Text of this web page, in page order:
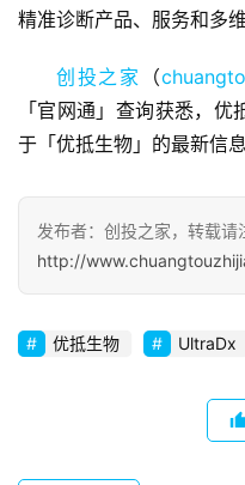
道
业
观
初
创
企
投稿
精准诊断产品、服务和多维
创投之家 （
「官网通」查询获悉，
于「优抵生物」的最新信
发布者：创投之家，转载请
http://
优抵生物 UltraDx